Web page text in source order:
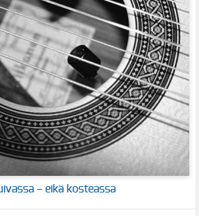
– eikä kosteassa